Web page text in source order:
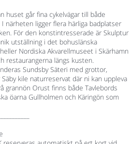
huset går fina cykelvägar till både
närheten ligger flera härliga badplatser
För den konstintresserade är Skulptur
utställning i det bohuslänska
Nordiska Akvarellmuseet i Skärhamn
restaurangerna längs kusten.
Sundsby Säteri med grottor,
kile naturreservat där ni kan uppleva
grannön Orust finns både Tavlebords
öarna Gullholmen och Käringön som